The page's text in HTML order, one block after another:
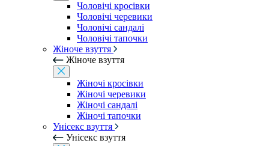
Чоловічі кросівки
Чоловічі черевики
Чоловічі сандалі
Чоловічі тапочки
Жіноче взуття
Жіноче взуття
Жіночі кросівки
Жіночі черевики
Жіночі сандалі
Жіночі тапочки
Унісекс взуття
Унісекс взуття